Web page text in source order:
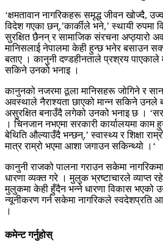
‘क्षमतावान नागरिकहरू समृद्ध जीवन खोज्दै,
विदेश गएका छन्,’कार्कीले भने,’स्थायी रुपमा
सुरक्षित छैनन् र सामाजिक संरचना अप्ठ्यारो
मानिसलाई नेपालमा केही हुन्छ भनेर बसाउन
बताए । कानुनी दण्डहीनताले प्रश्रय पाएकाले
सकिने उनको भनाइ ।
कानुनको नजरमा ठूला मानिसहरू जोगिने र
अवस्थाले नैराश्यता छाएको मान्न सकिने उनले
असुरक्षित बनाउँदै लगेको उनको भनाइ छ । ‘
। चिनजान नभएमा सरकारी कार्यालयमा काम
बेथिति औल्याउँदै भन्छन्,’स्वास्थ्य र शिक्षा
मात्र राम्रो भएमा आशा जगाउन सकिन्थ्यो । ‘
कानुनी राजको पालना गराउन सकेमा
धारणा व्यक्त गरे । मुलुक भ्रष्टाचारले व्याप्त
मुलुकमा केही हुँदैन भन्ने धारणा विकास भएको
न्यूनीकरण गर्न सकेमा नागरिकले स्वदेशप्रति
।
कमेन्ट गर्नुहोस्